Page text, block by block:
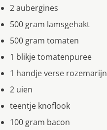
2 aubergines
500 gram lamsgehakt
500 gram tomaten
1 blikje tomatenpuree
1 handje verse rozemarijn
2 uien
teentje knoflook
100 gram bacon